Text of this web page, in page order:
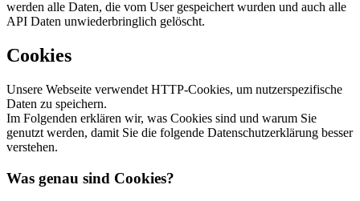
werden alle Daten, die vom User gespeichert wurden und auch alle
API Daten unwiederbringlich gelöscht.
Cookies
Unsere Webseite verwendet HTTP-Cookies, um nutzerspezifische
Daten zu speichern.
Im Folgenden erklären wir, was Cookies sind und warum Sie
genutzt werden, damit Sie die folgende Datenschutzerklärung besser
verstehen.
Was genau sind Cookies?